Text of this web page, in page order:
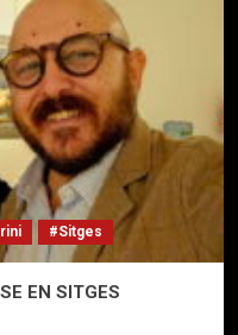
#Sitges
EN SITGES